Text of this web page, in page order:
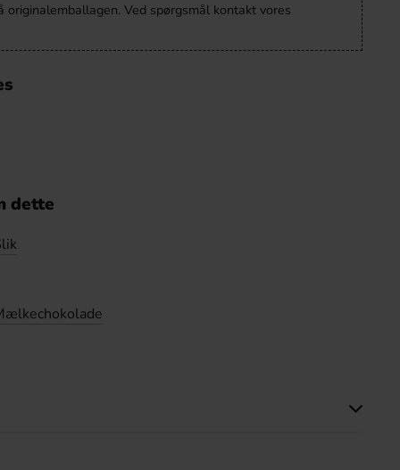
originalemballagen. Ved spørgsmål kontakt vores
dette